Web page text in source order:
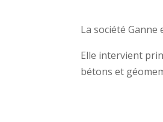
La société Ganne
Elle intervient
bétons et